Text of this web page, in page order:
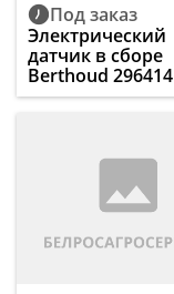
Под заказ
Электрический
датчик в сборе
Berthoud 296414